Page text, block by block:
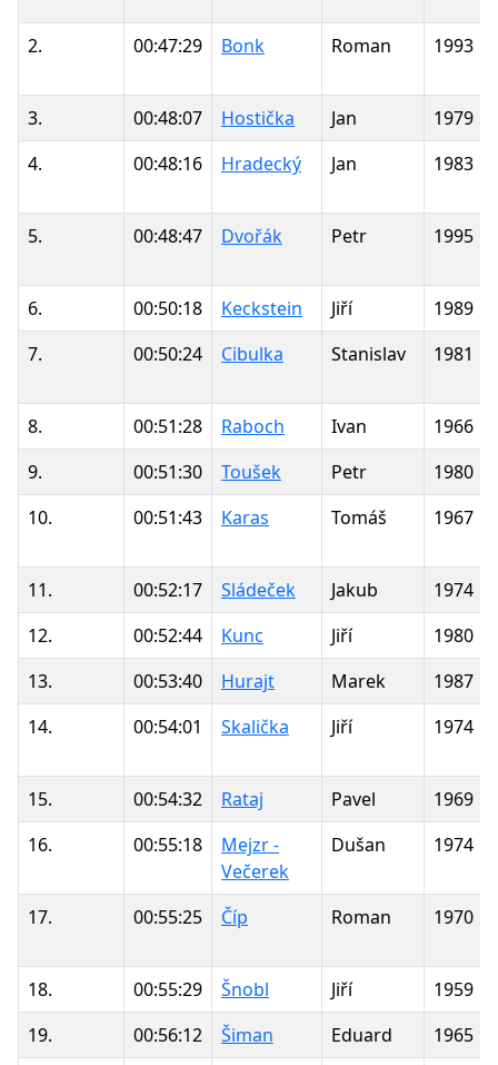
2. 00:47:29 Bonk Roman 1993
3. 00:48:07 Hostička Jan
1979
4.
00:48:16 Hradecký Jan 1983
5. 00:48:47 Dvořák Petr 1995
6. 00:50:18 Keckstein Jiří
1989
7.
00:50:24 Cibulka Stanislav 1981
8. 00:51:28 Raboch Ivan
1966
9.
00:51:30 Toušek Petr
1980
10.
00:51:43 Karas Tomáš 1967
11. 00:52:17 Sládeček Jakub
1974
12.
00:52:44 Kunc Jiří
1980
13.
00:53:40 Hurajt Marek
1987
14.
00:54:01 Skalička Jiří 1974
15. 00:54:32 Rataj Pavel
1969
16.
00:55:18
Mejzr -
Večerek
Dušan 1974
17. 00:55:25 Číp Roman 1970
18. 00:55:29 Šnobl Jiří
1959
19.
00:56:12 Šiman Eduard
1965